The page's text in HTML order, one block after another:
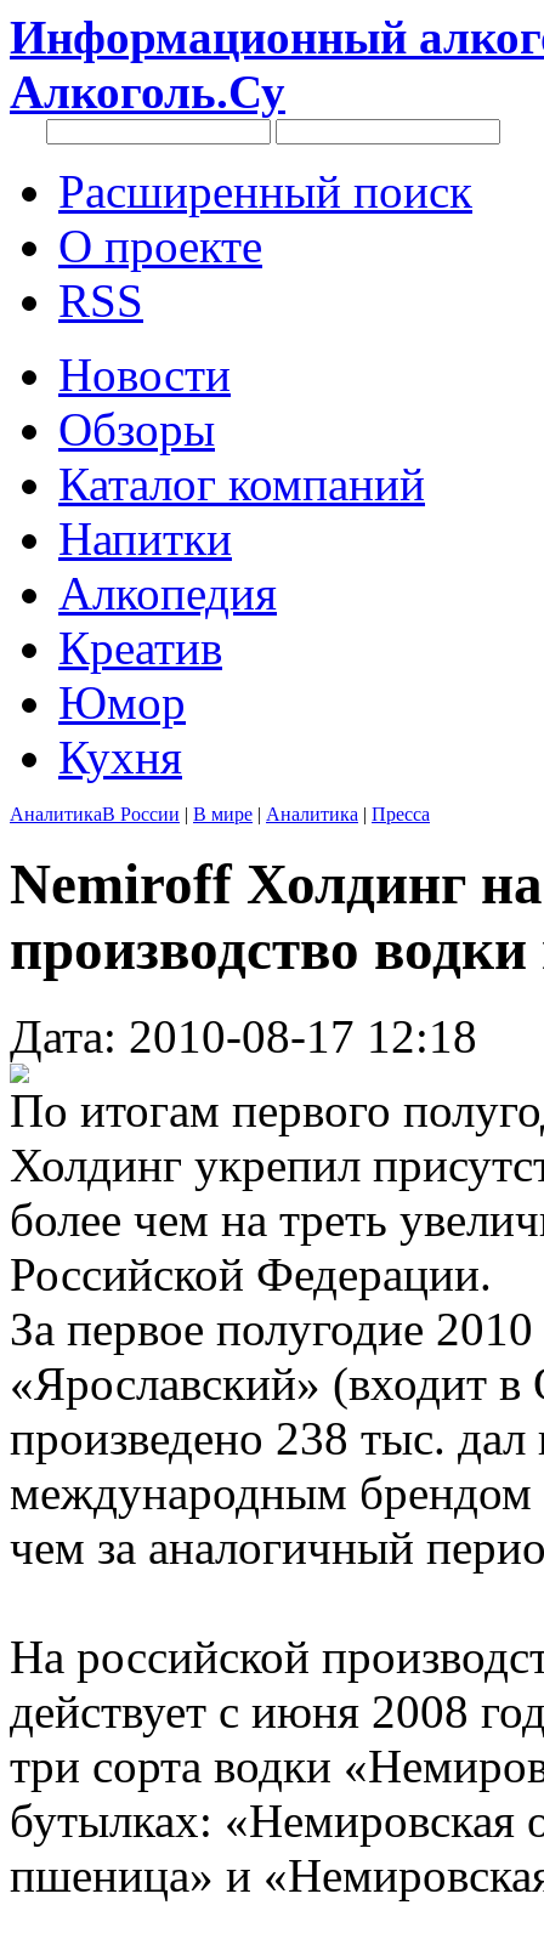
Информационный
Алкоголь.Су
Расширенный поиск
О проекте
RSS
Новости
Обзоры
Каталог компаний
Напитки
Алкопедия
Креатив
Юмор
Кухня
АналитикаВ России | В мире | Аналитика | Пресса
Nemiroff Холдинг
производство
Дата: 2010-08-17 12:18
По итогам первого
Холдинг укрепил
более чем на треть
Российской Федерации.
За первое полугодие
«Ярославский» (входит
произведено 238 тыс.
международным брендом
чем за аналогичный
На российской
действует с июня 2008
три сорта водки
бутылках: «Немировская
пшеница» и